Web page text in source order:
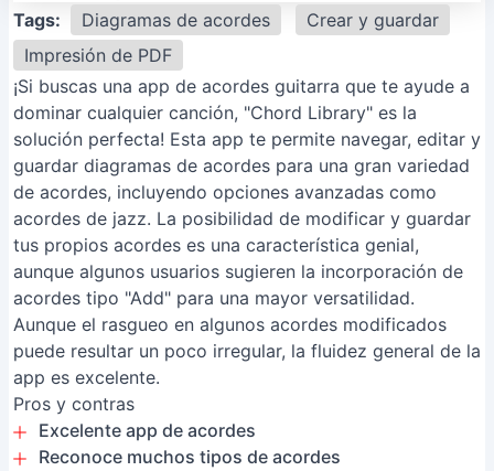
Tags: Diagramas de acordes
Crear y guardar
Impresión de PDF
¡Si buscas una app de acordes guitarra que te ayude a
dominar cualquier canción, "Chord Library" es la
solución perfecta! Esta app te permite navegar, editar y
guardar diagramas de acordes para una gran variedad
de acordes, incluyendo opciones avanzadas como
acordes de jazz. La posibilidad de modificar y guardar
tus propios acordes es una característica genial,
aunque algunos usuarios sugieren la incorporación de
acordes tipo "Add" para una mayor versatilidad.
Aunque el rasgueo en algunos acordes modificados
puede resultar un poco irregular, la fluidez general de la
app es excelente.
Pros y contras
Excelente app de acordes
Reconoce muchos tipos de acordes